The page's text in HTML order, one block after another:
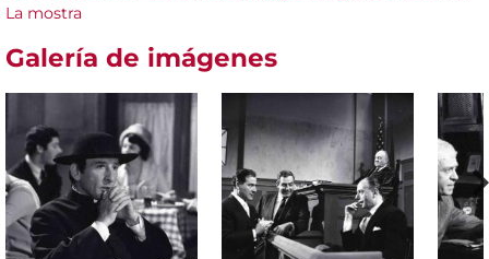
La mostra
Galería de imágenes